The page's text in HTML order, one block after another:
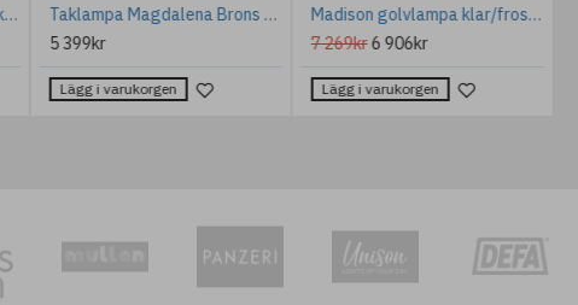
Bog Oak vägglampa keramik blå jord 28cm
Taklampa Magdalena Brons 55cm
5 399kr
Lägg i varukorgen
Madison golvlampa klar/frostad/rökt 154cm
7 269kr6 906kr
Lägg i varukorgen